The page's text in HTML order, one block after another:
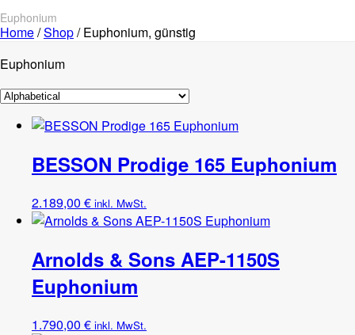
Euphonium
Home/Shop/Euphonium, günstig
Euphonium
BESSON Prodige 165 Euphonium
2.189,00 € inkl. MwSt.
Arnolds & Sons AEP-1150S
Euphonium
1.790,00 € inkl. MwSt.